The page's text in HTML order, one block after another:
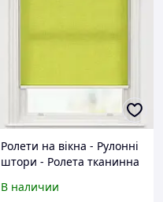
Ролети на вікна - Рулонні
штори - Ролета тканинна
38x150см
В наличии